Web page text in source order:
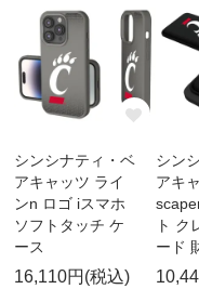
シンシナティ・ベ
アキャッツ ライ
ンn ロゴ iスマホ
ソフトタッチ ケ
ース
16,110円(税込)
シン
アキ
ト ク
ード